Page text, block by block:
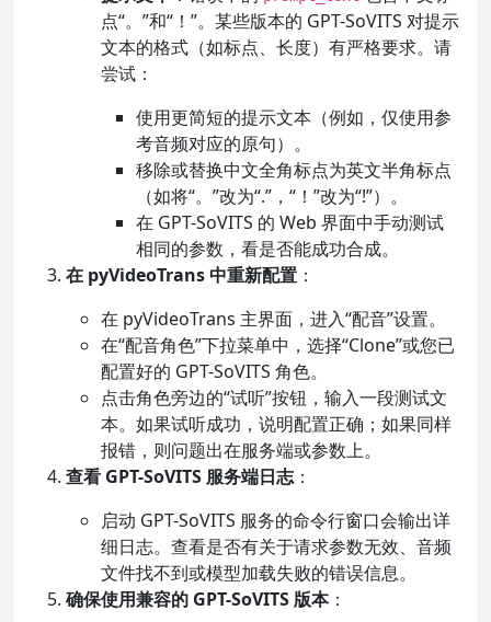
点“。”和“！”。某些版本的 GPT-SoVITS 对提示
文本的格式（如标点、长度）有严格要求。请
尝试：
使用更简短的提示文本（例如，仅使用参
考音频对应的原句）。
移除或替换中文全角标点为英文半角标点
（如将“。”改为“.”，“！”改为“!”）。
在 GPT-SoVITS 的 Web 界面中手动测试
相同的参数，看是否能成功合成。
在 pyVideoTrans 中重新配置 ：
在 pyVideoTrans 主界面，进入“配音”设置。
在“配音角色”下拉菜单中，选择“Clone”或您已
配置好的 GPT-SoVITS 角色。
点击角色旁边的“试听”按钮，输入一段测试文
本。如果试听成功，说明配置正确；如果同样
报错，则问题出在服务端或参数上。
查看 GPT-SoVITS 服务端日志：
启动 GPT-SoVITS 服务的命令行窗口会输出详
细日志。查看是否有关于请求参数无效、音频
文件找不到或模型加载失败的错误信息。
确保使用兼容的 GPT-SoVITS 版本：